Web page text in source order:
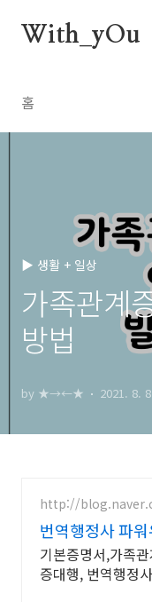
With_yOu
홈
▶ 생활 + 일상
가족관계
방법
by ★→←★ 2021. 8.
http://
번역행정사 파
기본증명서,가족
증대행, 번역행정